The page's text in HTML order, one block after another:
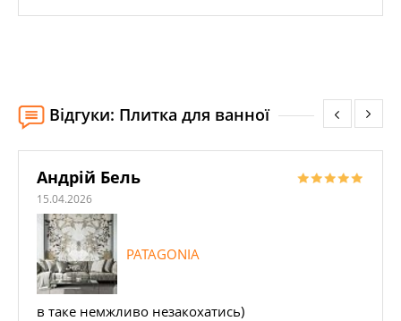
Розміри: 1195х600х10;
Відгуки: Плитка для ванної
Андрій Бель
15.04.2026
PATAGONIA
в таке немжливо незакохатись)